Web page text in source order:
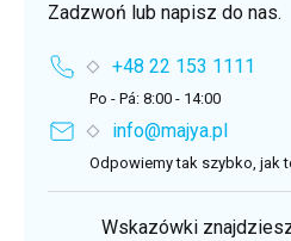
Zadzwoń lub napisz do nas.
+48 22 153 1111
Po - Pá: 8:00 - 14:00
info@majya.pl
Odpowiemy tak szybko, jak
Wskazówki